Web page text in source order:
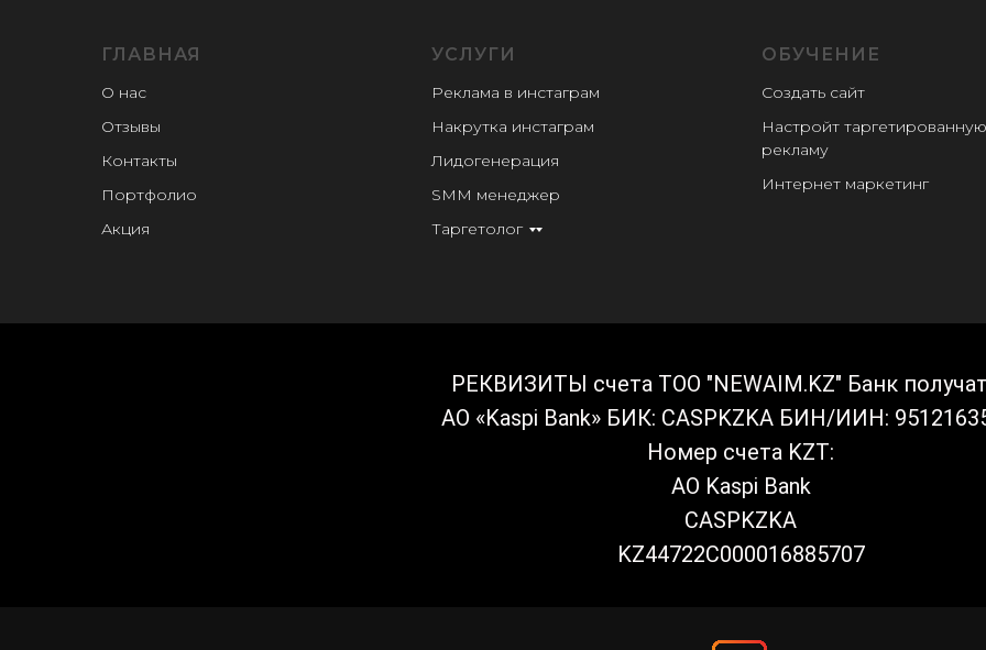
ГЛАВНАЯ
О нас
Отзывы
Контакты
Портфолио
Акция
УСЛУГИ
Реклама в инстаграм
Накрутка инстаграм
Лидогенерация
SMM менеджер
Таргетолог
ОБУЧЕНИЕ
Создать сайт
Настройт таргетированную
рекламу
Интернет маркетинг
РЕКВИЗИТЫ счета ТОО "NEWAIM.KZ" Банк
АО «Kaspi Bank» БИК: CASPKZKA БИН/ИИН:
Номер счета KZT:
АО Kaspi Bank
CASPKZKA
KZ44722C000016885707